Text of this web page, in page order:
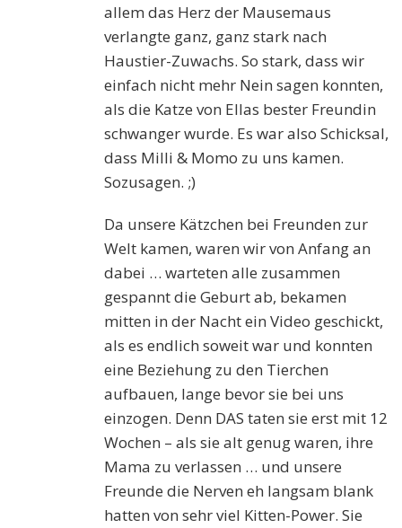
allem das Herz der Mausemaus
verlangte ganz, ganz stark nach
Haustier-Zuwachs. So stark, dass wir
einfach nicht mehr Nein sagen konnten,
als die Katze von Ellas bester Freundin
schwanger wurde. Es war also Schicksal,
dass Milli & Momo zu uns kamen.
Sozusagen. ;)
Da unsere Kätzchen bei Freunden zur
Welt kamen, waren wir von Anfang an
dabei … warteten alle zusammen
gespannt die Geburt ab, bekamen
mitten in der Nacht ein Video geschickt,
als es endlich soweit war und konnten
eine Beziehung zu den Tierchen
aufbauen, lange bevor sie bei uns
einzogen. Denn DAS taten sie erst mit 12
Wochen – als sie alt genug waren, ihre
Mama zu verlassen … und unsere
Freunde die Nerven eh langsam blank
hatten von sehr viel Kitten-Power. Sie